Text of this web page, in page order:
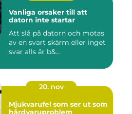
Vanliga orsaker till att
datorn inte startar
Att slå på datorn och mötas
av en svart skärm eller inget
svar alls är b&...
20. nov
Mjukvarufel som ser ut som
hårdvaruproblem